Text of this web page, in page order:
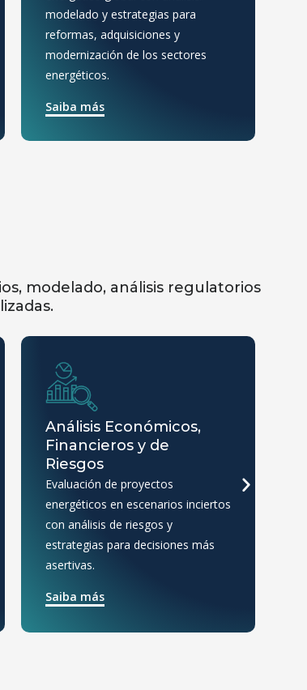
modelado y estrategias para
reformas, adquisiciones y
modernización de los sectores
energéticos.
Saiba más
modelado, análisis regulatorios
Análisis Económicos,
Financieros y de
Riesgos
Evaluación de proyectos
energéticos en escenarios inciertos
con análisis de riesgos y
estrategias para decisiones más
asertivas.
Saiba más